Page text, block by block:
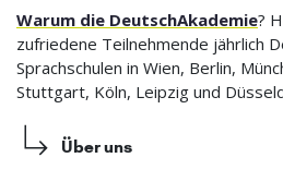
Warum die DeutschAkademie?
zufriedene Teilnehmende jährlich
Sprachschulen in Wien, Berlin,
Stuttgart, Köln, Leipzig und
Über uns